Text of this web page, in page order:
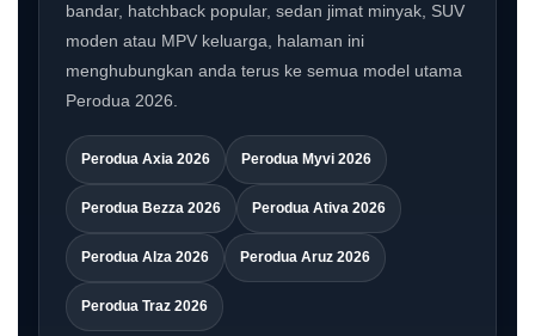
bandar, hatchback popular, sedan jimat minyak, SUV
moden atau MPV keluarga, halaman ini
menghubungkan anda terus ke semua model utama
Perodua 2026.
Perodua Axia 2026 Perodua Myvi 2026
Perodua Bezza 2026 Perodua Ativa 2026
Perodua Alza 2026 Perodua Aruz 2026
Perodua Traz 2026